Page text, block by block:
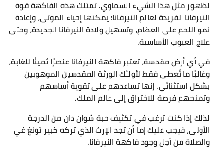
لظهور مثل هذا الشيء السماوي. تمتلك هذه الفاكهة قوة
النيرفانا الفريدة لعالم النيرفانا؛ يمكنها إحياء الموتى، وإعادة
نمو اللحم على العظام، وتسهيل ولادة النيرفانا الجديدة، وحتى
علاج العيوب الأساسية.
في أي أرض مقدسة، تعتبر فاكهة النيرفانا عنصرًا ثمينًا للغاية،
وغالبًا ما تُعطى فقط لأولئك الورثة المقدسين الموهوبين
بشكل استثنائي. إنها تساعدهم على تقوية أساسهم
وتمنحهم فرصة للاختراق إلى عالم الملك.
لذلك إذا كنت ترغب في تكثيف حبة شوان دان من الدرجة
الأولى، فيجب عليك إما أن تجد الإرث الذي تركه كبير تونغ غي
والصلاة من أجل وجود فاكهة النيرفانا.